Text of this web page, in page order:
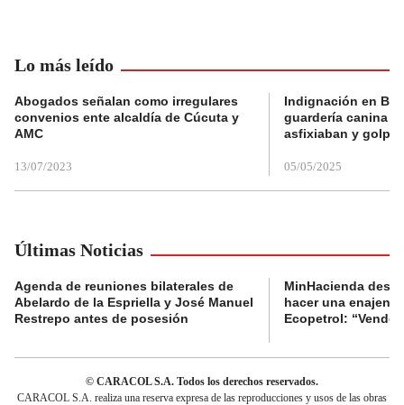
Lo más leído
Abogados señalan como irregulares
convenios ente alcaldía de Cúcuta y
AMC
13/07/2023
Indignación en
guardería canina
asfixiaban y
05/05/2025
Últimas Noticias
Agenda de reuniones bilaterales de
Abelardo de la Espriella y José Manuel
Restrepo antes de posesión
MinHacienda
hacer una
Ecopetrol:
© CARACOL S.A. Todos los derechos reservados.
CARACOL S.A. realiza una reserva expresa de las reproducciones y usos de las obras